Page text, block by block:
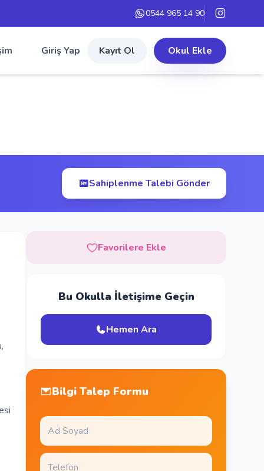
0544 965 14 90
Giriş Yap Kayıt Ol Okul Ekle
Sahiplenme Talebi Gönder
Favorilere Ekle
Bu Okulla İletişime Geçin
Hemen Ara
Bilgi Talep Formu